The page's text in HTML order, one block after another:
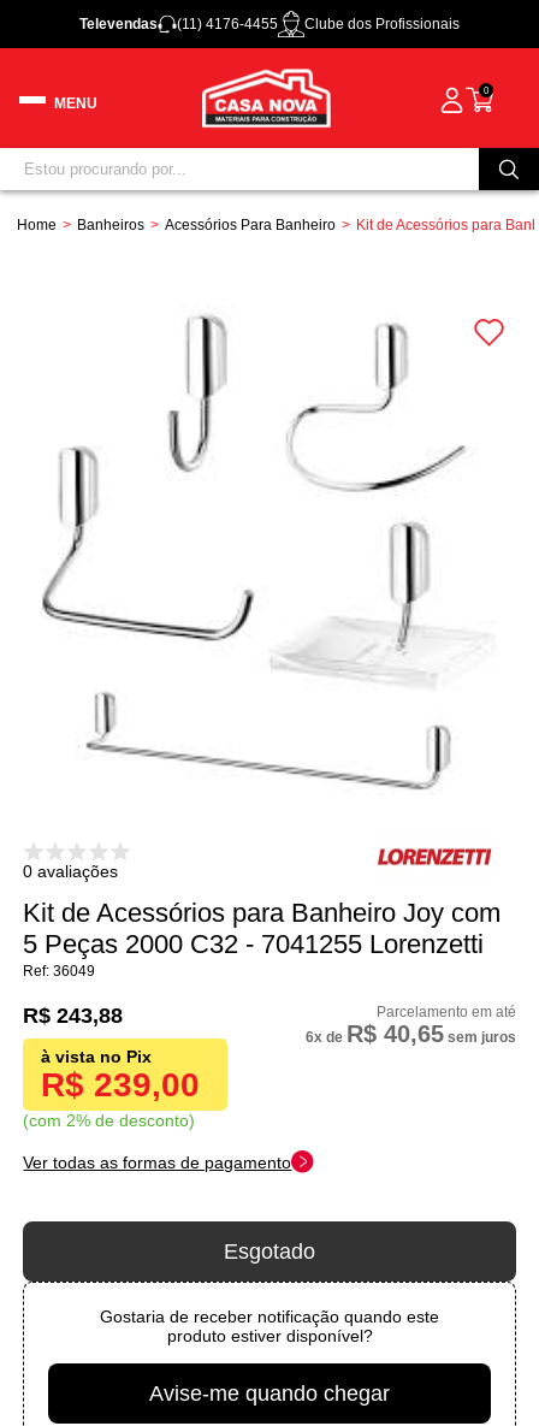
Televendas (11) 4176-4455 Clube dos Profissionais
0
Home Banheiros Acessórios Para Banheiro Kit de Acessórios para
0 avaliações
Kit de Acessórios para Banheiro Joy com
5 Peças 2000 C32 - 7041255 Lorenzetti
36049
R$ 239,00
com 2% de desconto
R$ 243,88
6x de R$ 40,65sem juros
Ver todas as formas de pagamento
Esgotado
Gostaria de receber notificação quando este
produto estiver disponível?
Avise-me quando chegar